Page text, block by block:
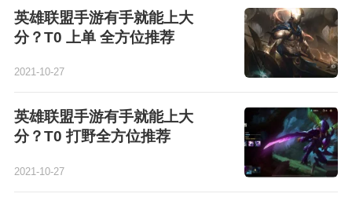
英雄联盟手游有手就能上大
分？T0 上单 全方位推荐
2021-10-27
英雄联盟手游有手就能上大
分？T0 打野全方位推荐
2021-10-27